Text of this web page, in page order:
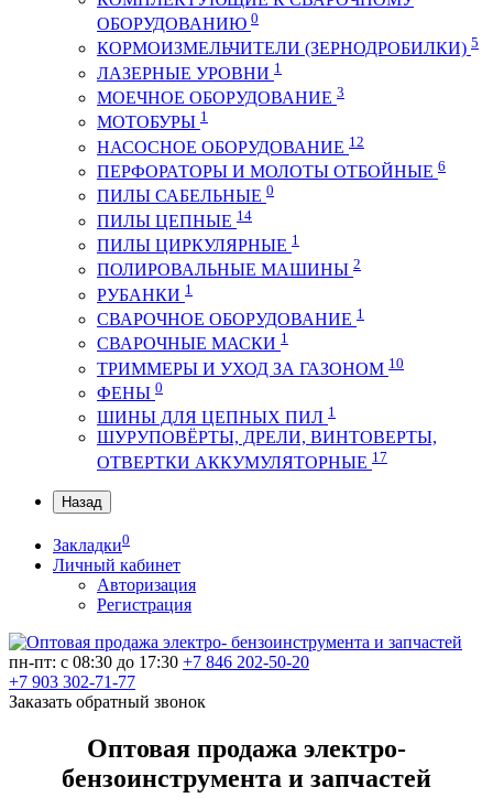
ОБОРУДОВАНИЮ 0
КОРМОИЗМЕЛЬЧИТЕЛИ (ЗЕРНОДРОБИЛКИ) 5
ЛАЗЕРНЫЕ УРОВНИ 1
МОЕЧНОЕ ОБОРУДОВАНИЕ 3
МОТОБУРЫ 1
НАСОСНОЕ ОБОРУДОВАНИЕ 12
ПЕРФОРАТОРЫ И МОЛОТЫ ОТБОЙНЫЕ 6
ПИЛЫ САБЕЛЬНЫЕ 0
ПИЛЫ ЦЕПНЫЕ 14
ПИЛЫ ЦИРКУЛЯРНЫЕ 1
ПОЛИРОВАЛЬНЫЕ МАШИНЫ 2
РУБАНКИ 1
СВАРОЧНОЕ ОБОРУДОВАНИЕ 1
СВАРОЧНЫЕ МАСКИ 1
ТРИММЕРЫ И УХОД ЗА ГАЗОНОМ 10
ФЕНЫ 0
ШИНЫ ДЛЯ ЦЕПНЫХ ПИЛ 1
ШУРУПОВЁРТЫ, ДРЕЛИ, ВИНТОВЕРТЫ,
ОТВЕРТКИ АККУМУЛЯТОРНЫЕ 17
Назад
Закладки0
Личный кабинет
Авторизация
Регистрация
пн-пт: c 08:30 до 17:30 +7 846 202-50-20
+7 903 302-71-77
Заказать обратный звонок
Оптовая продажа электро-
бензоинструмента и запчастей